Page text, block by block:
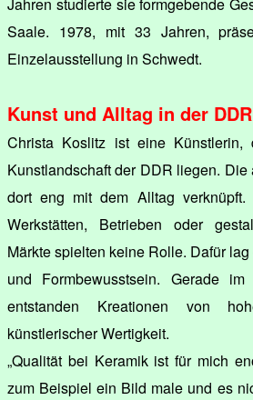
Jahren studierte sie formgebende
Saale. 1978, mit 33 Jahren,
Einzelausstellung in Schwedt.
Kunst und Alltag in der DDR
Christa Koslitz ist eine
Kunstlandschaft der DDR liegen.
dort eng mit dem Alltag verknüpft.
Werkstätten, Betrieben oder
Märkte spielten keine Rolle. Dafür
und Formbewusstsein. Gerade
entstanden Kreationen von
künstlerischer Wertigkeit.
„Qualität bei Keramik ist für mich
zum Beispiel ein Bild male und es